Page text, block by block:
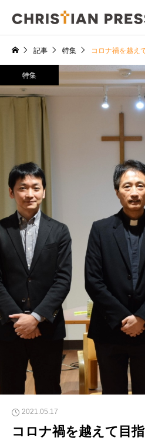
記事 特集 コロナ禍を越え
特集
2021.05.17
コロナ禍を越えて目